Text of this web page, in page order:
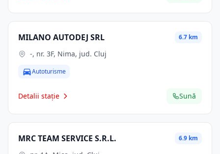
MILANO AUTODEJ SRL 6.7 km
-, nr. 3F, Nima, jud. Cluj
Autoturisme
Detalii stație Sună
MRC TEAM SERVICE S.R.L. 6.9 km